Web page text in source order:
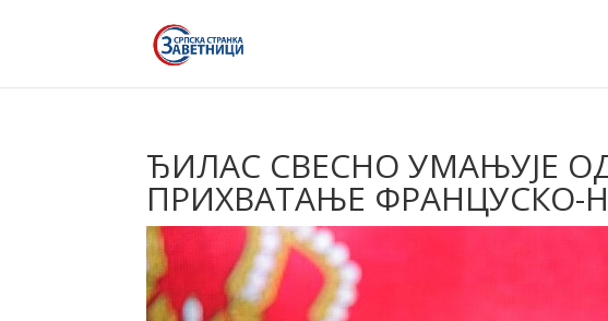
ЂИЛАС СВЕСНО УМАЊУЈЕ
ПРИХВАТАЊЕ ФРАНЦУСКО-